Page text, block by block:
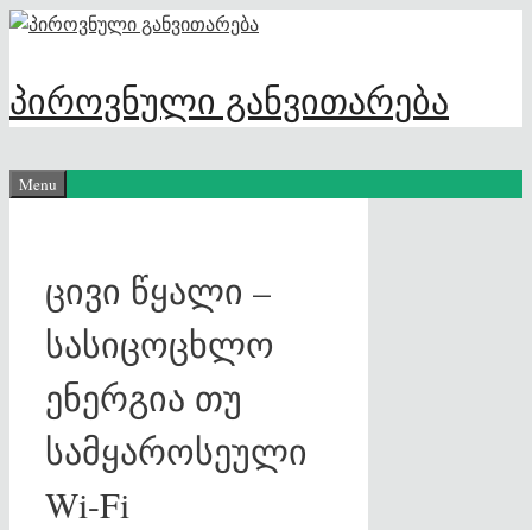
Skip
content
პიროვნული განვითარება
Menu
ცივი წყალი –
სასიცოცხლო
ენერგია თუ
სამყაროსეული
Wi-Fi